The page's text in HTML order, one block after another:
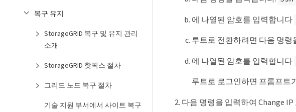
복구 유지
StorageGRID 복구 및 유지 관리
소개
StorageGRID 핫픽스 절차
그리드 노드 복구 절차
기술 지원 부서에서 사이트 복구
에 나열된 암호를 입력합니다
루트로 전환하려면 다음 명령
에 나열된 암호를 입력합니다
루트로 로그인하면 프롬프트
다음 명령을 입력하여 Change